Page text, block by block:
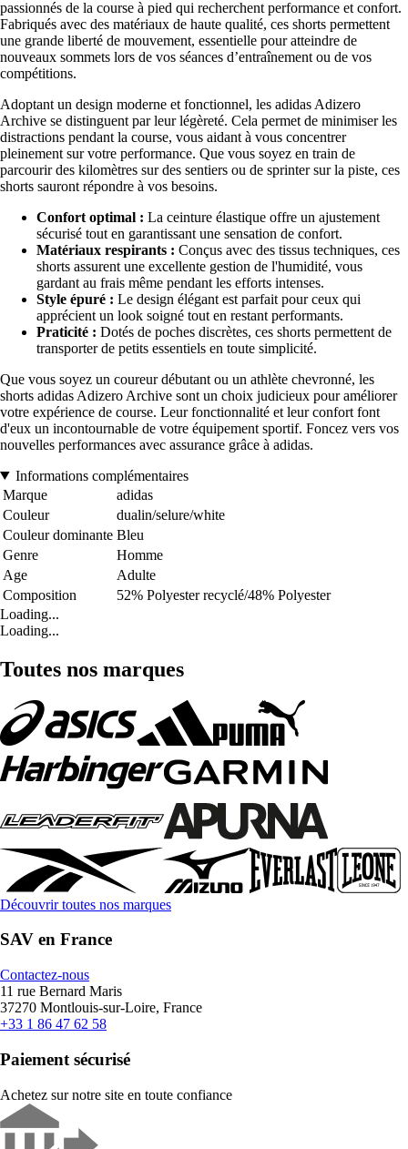
passionnés de la course à pied qui recherchent performance et confort.
Fabriqués avec des matériaux de haute qualité, ces shorts permettent
une grande liberté de mouvement, essentielle pour atteindre de
nouveaux sommets lors de vos séances d’entraînement ou de vos
compétitions.
Adoptant un design moderne et fonctionnel, les adidas Adizero
Archive se distinguent par leur légèreté. Cela permet de minimiser les
distractions pendant la course, vous aidant à vous concentrer
pleinement sur votre performance. Que vous soyez en train de
parcourir des kilomètres sur des sentiers ou de sprinter sur la piste, ces
shorts sauront répondre à vos besoins.
Confort optimal : La ceinture élastique offre un ajustement
sécurisé tout en garantissant une sensation de confort.
Matériaux respirants : Conçus avec des tissus techniques, ces
shorts assurent une excellente gestion de l'humidité, vous
gardant au frais même pendant les efforts intenses.
Style épuré : Le design élégant est parfait pour ceux qui
apprécient un look soigné tout en restant performants.
Praticité : Dotés de poches discrètes, ces shorts permettent de
transporter de petits essentiels en toute simplicité.
Que vous soyez un coureur débutant ou un athlète chevronné, les
shorts adidas Adizero Archive sont un choix judicieux pour améliorer
votre expérience de course. Leur fonctionnalité et leur confort font
d'eux un incontournable de votre équipement sportif. Foncez vers vos
nouvelles performances avec assurance grâce à adidas.
Informations complémentaires
Marque
adidas
Couleur
dualin/selure/white
Couleur dominante Bleu
Genre
Homme
Age
Adulte
Composition
52% Polyester recyclé/48% Polyester
Loading...
Loading...
Toutes nos marques
Découvrir toutes nos marques
SAV en France
Contactez-nous
11 rue Bernard Maris
37270 Montlouis-sur-Loire, France
+33 1 86 47 62 58
Paiement sécurisé
Achetez sur notre site en toute confiance